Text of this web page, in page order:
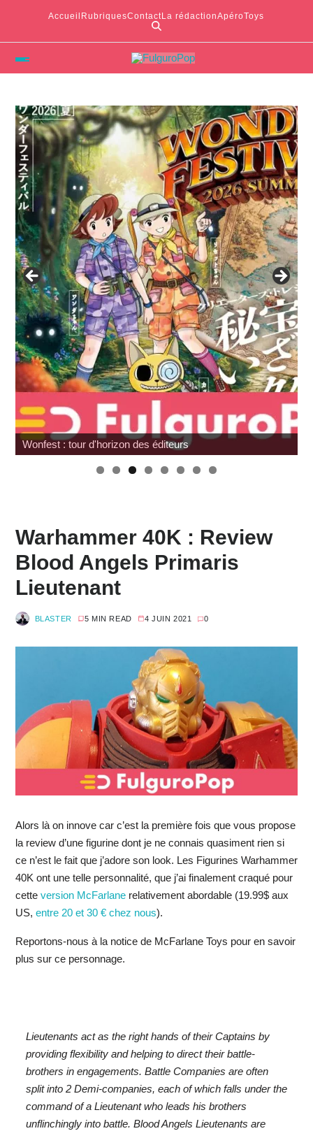
Accueil RubriquesContactLa rédactionApéroToys
Pocket Fighter
Warhammer 40K : Review
Blood Angels Primaris
Lieutenant
BLASTER 5 MIN READ 4 JUIN 2021 0
Alors là on innove car c’est la première fois que vous propose
la review d’une figurine dont je ne connais quasiment rien si
ce n’est le fait que j’adore son look. Les Figurines Warhammer
40K ont une telle personnalité, que j’ai finalement craqué pour
cetteversion McFarlanerelativement abordable (19.99$ aux
US, entre 20 et 30 € chez nous).
Reportons-nous à la notice de McFarlane Toys pour en savoir
plus sur ce personnage.
Lieutenants act as the right hands of their Captains by
providing flexibility and helping to direct their battle-
brothers in engagements. Battle Companies are often
split into 2 Demi-companies, each of which falls under the
command of a Lieutenant who leads his brothers
unflinchingly into battle. Blood Angels Lieutenants are